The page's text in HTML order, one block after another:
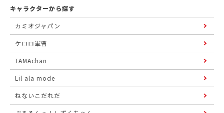
キャラクターから探す
カミオジャパン
ケロロ軍曹
TAMAchan
Lil ala mode
ねないこだれだ